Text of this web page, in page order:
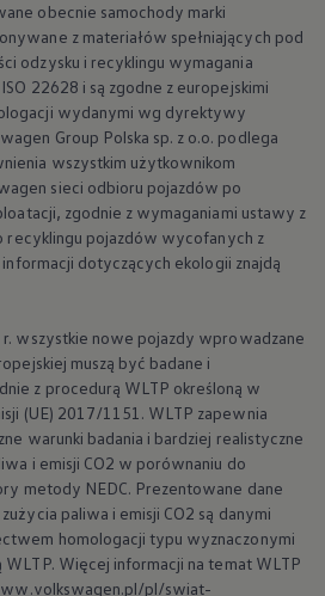
obecnie samochody marki
z materiałów spełniających pod
odzysku i recyklingu wymagania
22628 i są zgodne z europejskimi
wydanymi wg dyrektywy
Group Polska sp. z o.o. podlega
wszystkim użytkownikom
sieci odbioru pojazdów po
zgodnie z wymaganiami ustawy z
recyklingu pojazdów wycofanych z
dotyczących ekologii znajdą
r. wszystkie nowe pojazdy wprowadzane
muszą być badane i
z procedurą WLTP określoną w
(UE) 2017/1151. WLTP zapewnia
warunki badania i bardziej realistyczne
i emisji CO2 w porównaniu do
metody NEDC. Prezentowane dane
paliwa i emisji CO2 są danymi
homologacji typu wyznaczonymi
WLTP. Więcej informacji na temat WLTP
pl/swiat-